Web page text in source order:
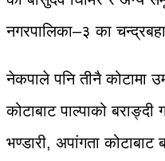
नगरपालिका–३ का
नेकपाले पनि तीनै कोटामा
कोटाबाट पाल्पाको बराङ्दी
भण्डारी, अपांगता